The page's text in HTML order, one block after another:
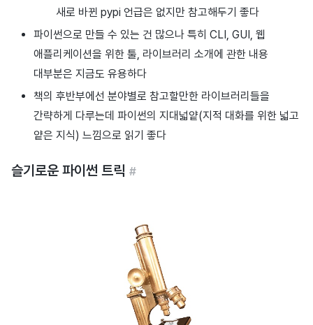
새로 바뀐 pypi 언급은 없지만 참고해두기 좋다
파이썬으로 만들 수 있는 건 많으나 특히 CLI, GUI, 웹
애플리케이션을 위한 툴, 라이브러리 소개에 관한 내용
대부분은 지금도 유용하다
책의 후반부에선 분야별로 참고할만한 라이브러리들을
간략하게 다루는데 파이썬의 지대넓얕(지적 대화를 위한 넓고
얕은 지식) 느낌으로 읽기 좋다
슬기로운 파이썬 트릭 #